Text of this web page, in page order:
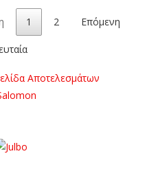
1 2 Επόμενη
Αποτελεσμάτων